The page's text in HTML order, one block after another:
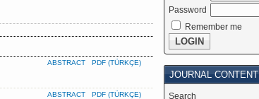
Password
Remember me
JOURNAL CONTENT
Search
ABSTRACT PDF (TÜRKÇE)
ABSTRACT PDF (TÜRKÇE)